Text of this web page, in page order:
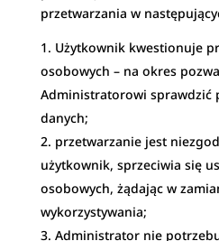
przetwarzania w
Użytkownik kwestionuje
osobowych – na okres
Administratorowi sprawdzić
danych;
przetwarzanie jest
użytkownik, sprzeciwia się
osobowych, żądając w
wykorzystywania;
Administrator nie